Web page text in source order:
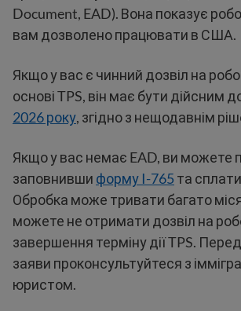
Document, EAD). Вона показує
вам дозволено працювати в США.
Якщо у вас є чинний дозвіл на
основі TPS, він має бути дійсним
2026 року, згідно з нещодавнім
Якщо у вас немає EAD, ви можете
заповнивши форму I-765 та
Обробка може тривати багато
можете не отримати дозвіл на
завершення терміну дії TPS.
заяви проконсультуйтеся з
юристом.